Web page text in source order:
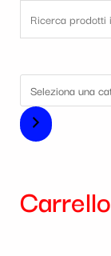
Carrello